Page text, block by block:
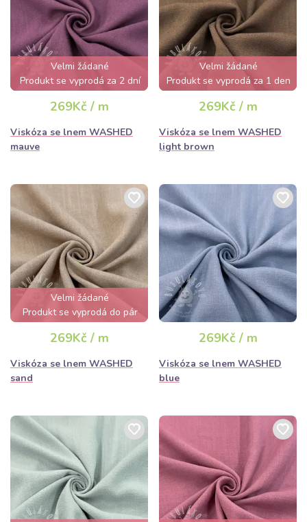
Velmi žádané
Produkt se vyprodá za 2 dní
269Kč / m
Viskóza se lnem WASHED
mauve
Velmi žádané
Produkt se vyprodá za 1 den
269Kč / m
Viskóza se lnem WASHED
light brown
Velmi žádané
Produkt se vyprodá do pár
hodin
269Kč / m
Viskóza se lnem WASHED
sand
269Kč / m
Viskóza se lnem WASHED
blue